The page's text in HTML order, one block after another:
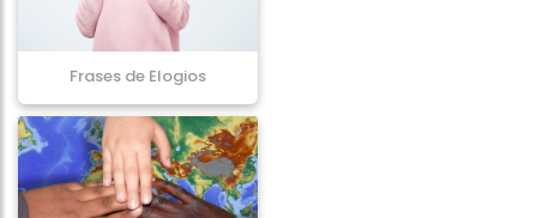
Frases de Elogios